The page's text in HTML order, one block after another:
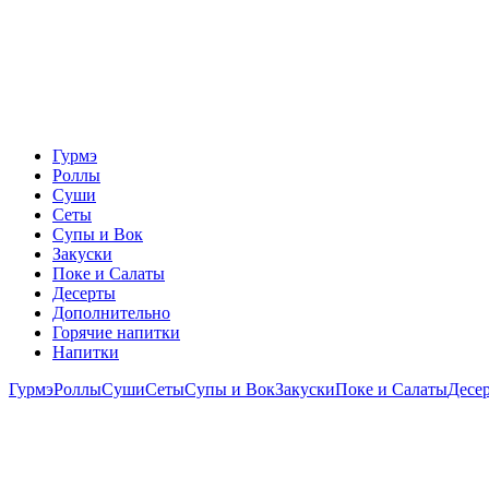
Гурмэ
Роллы
Суши
Сеты
Супы и Вок
Закуски
Поке и Салаты
Десерты
Дополнительно
Горячие напитки
Напитки
ГурмэРоллыСушиСетыСупы и ВокЗакускиПоке и Салаты